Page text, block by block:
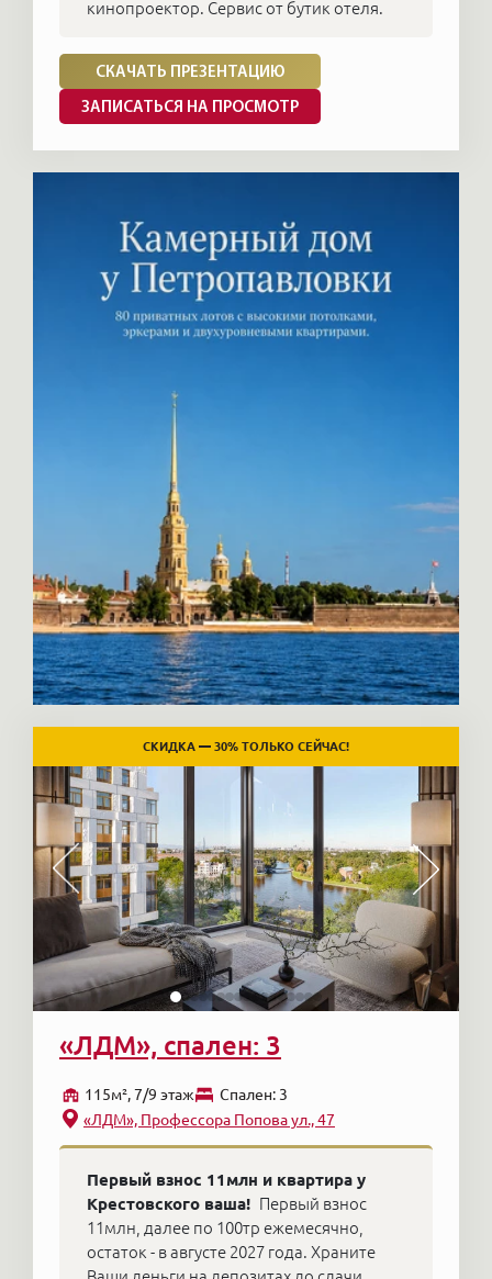
кинопроектор. Сервис от бутик отеля.
СКАЧАТЬ ПРЕЗЕНТАЦИЮ
ЗАПИСАТЬСЯ НА ПРОСМОТР
СКИДКА — 30% ТОЛЬКО СЕЙЧАС!
«ЛДМ», спален: 3
115м², 7/9 этаж
Cпален: 3
«ЛДМ», Профессора Попова ул., 47
Первый взнос 11млн и квартира у
Крестовского ваша! Первый взнос
11млн, далее по 100тр ежемесячно,
остаток - в августе 2027 года. Храните